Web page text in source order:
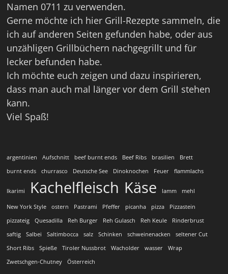
Namen 0711 zu verwenden.
Gerne möchte ich hier Grill-Rezepte sammeln, die
ich auf anderen Seiten gefunden habe, oder aus
unzähligen Grillbüchern nachgegrillt und für
lecker befunden habe.
Ich möchte euch zeigen und dazu inspirieren,
dass man auch mal länger vor dem Grill stehen
kann.
Viel Spaß!
argentinien Aufschnitt beef burnt ends Beef Ribs brasilien
Brett
burnt ends
churrasco Deutsche See Dinoknochen Feuer flammlachs
Ikarimi Kachelfleisch Käse lamm mehl
New York Style ostern Pastrami Pfeffer picanha pizza
Pizzastein
pizzateig
Quesadilla Reh Burger Reh Gulasch Reh Keule
Rinderbrust
saftig
Salbei Saltimbocca salz Schinken schweinenacken
seltener Cut
Short Ribs
Spieße Tiroler Nussbrot Wacholder wasser
Wrap
Zwetschgen-Chutney
Österreich